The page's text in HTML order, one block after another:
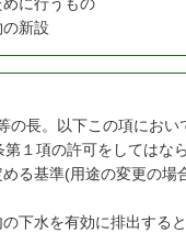
新設
長。以下この項におい
１項の許可をしてはなら
る基準(用途の変更の場
下水を有効に排出する